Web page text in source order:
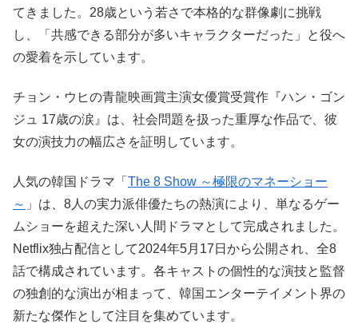
てきました。28歳という若さで本格的な群像劇に挑戦
し、「共感できる部分が多いキャラクターだった」と役へ
の愛着を示しています。
チョン・ウヒの青龍映画賞主演女優賞受賞作『ハン・ゴン
ジュ 17歳の涙』は、社会問題を扱った重厚な作品で、彼
女の演技力の幅広さを証明しています。
人気の韓国ドラマ「 The 8 Show ～極限のマネーショー
～ 」は、8人の実力派俳優たちの熱演により、単なるゲー
ムショーを超えた深い人間ドラマとして完成されました。
Netflix独占配信として2024年5月17日から公開され、全8
話で構成されています。各キャストの個性的な演技と監督
の独創的な演出が相まって、韓国エンターテイメント界の
新たな傑作として注目を集めています。